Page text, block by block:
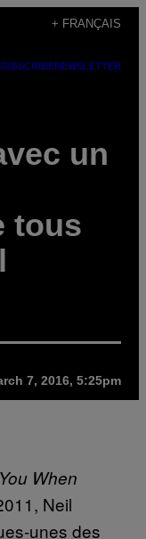
+ FRANÇAIS
NEWSLETTER
un
tous
7, 2016, 5:25pm
When
Neil
unes des